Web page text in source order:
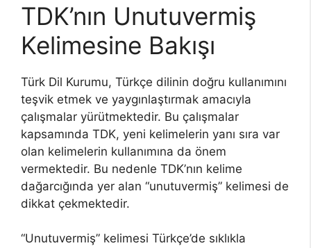
TDK’nın Unutuvermiş
Kelimesine Bakışı
Türk Dil Kurumu, Türkçe dilinin doğru kullanımını
teşvik etmek ve yaygınlaştırmak amacıyla
çalışmalar yürütmektedir. Bu çalışmalar
kapsamında TDK, yeni kelimelerin yanı sıra var
olan kelimelerin kullanımına da önem
vermektedir. Bu nedenle TDK’nın kelime
dağarcığında yer alan “unutuvermiş” kelimesi de
dikkat çekmektedir.
“Unutuvermiş” kelimesi Türkçe’de sıklıkla